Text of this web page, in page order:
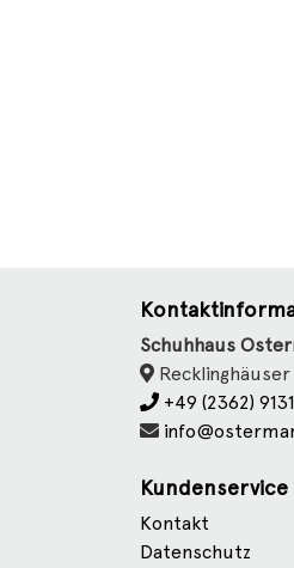
Schuhhaus
+49 (2362)
Kundenservice
Kontakt
Datenschutz